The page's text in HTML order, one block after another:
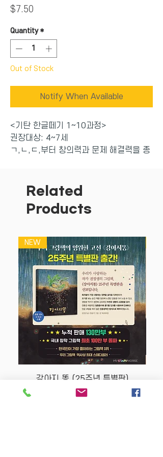
$7.50
Quantity *
Out of Stock
Notify When Available
<기탄 한글떼기 1~10과정>
권장대상: 4~7세
ㄱ,ㄴ,ㄷ,부터 창의력과 문제 해결력을 종
한글 완성 프로그램 학습지!
한권이 끝나는 일일 학습 프로그램
박또박 쓰기
-스티커를 착착 붙이고, 카드를 똑똑 뜯으
며 재미있게!
-집중 시간이 짧은 아이들도 걱정 없어요.
-그날그날 학습한 날짜를 쓰고 '참 잘했어
요' 스티커를 붙이면 성취감과 자신감도
키울 수 있지요.
-낱말 카드를 떼어 내면 각 과정에서 학습
한 내용을 두고두고 복습할 수 있어서 아
이들에게 또 다른 재미를 선물해요.
Related
Products
NEW
강아지 똥 (25주년 특별판)
Price
$22.50